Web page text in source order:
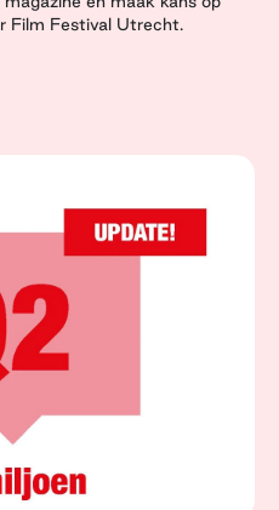
Film Festival Utrecht.